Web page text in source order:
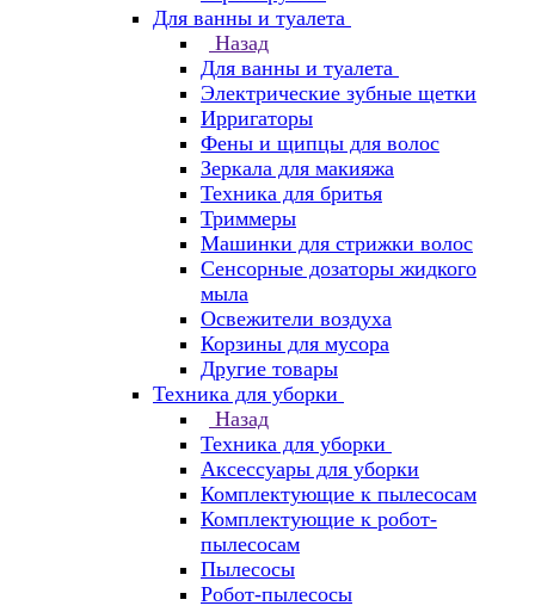
Для ванны и туалета
Назад
Для ванны и туалета
Электрические зубные щетки
Ирригаторы
Фены и щипцы для волос
Зеркала для макияжа
Техника для бритья
Триммеры
Машинки для стрижки волос
Сенсорные дозаторы жидкого
мыла
Освежители воздуха
Корзины для мусора
Другие товары
Техника для уборки
Назад
Техника для уборки
Аксессуары для уборки
Комплектующие к пылесосам
Комплектующие к робот-
пылесосам
Пылесосы
Робот-пылесосы